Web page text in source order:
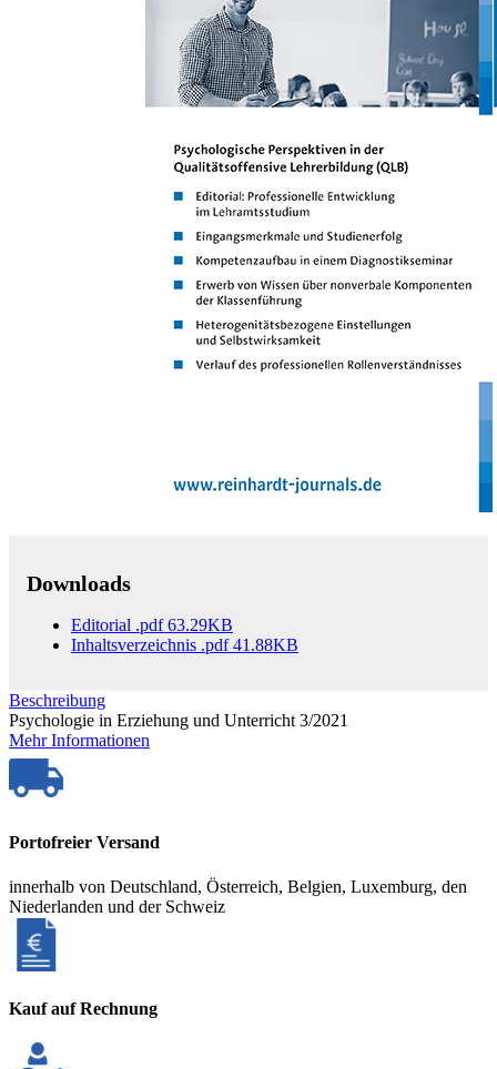
Zum Anfang der Bildergalerie springen
Psychologie in Erziehung und
Unterricht 3/2021
68. Jahrgang, Psychologische Perspektiven in der Qualitätsoffensive
Zum Warenkorb hinzufügen
Downloads
Editorial .pdf 63.29KB
Inhaltsverzeichnis .pdf 41.88KB
Beschreibung
Psychologie in Erziehung und Unterricht 3/2021
Mehr Informationen
Portofreier Versand
innerhalb von Deutschland, Österreich, Belgien, Luxemburg, den
Niederlanden und der Schweiz
Kauf auf Rechnung